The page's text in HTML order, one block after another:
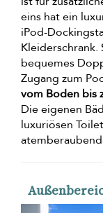
eins hat ein
iPod-
bequemes
Zugang zum
vom Boden bis
Die eigenen
luxuriösen